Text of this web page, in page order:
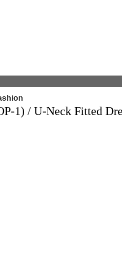
1) / U-Neck Fitted